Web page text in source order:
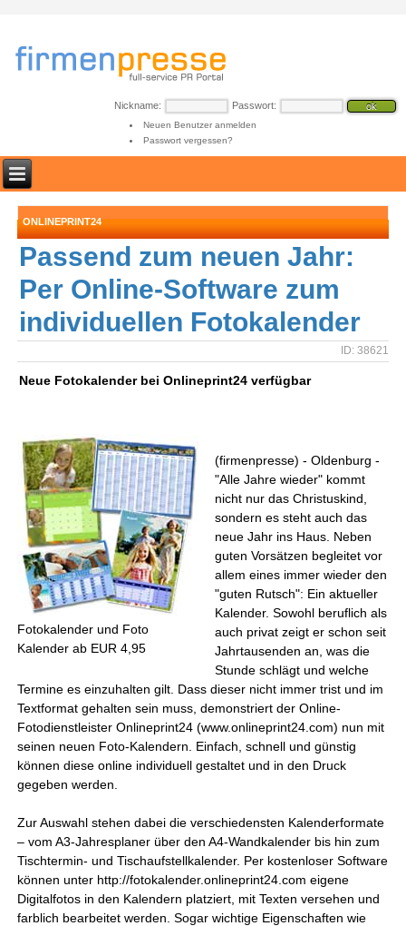
Nickname: Passwort:
Neuen Benutzer anmelden
Passwort vergessen?
ONLINEPRINT24
Passend zum neuen Jahr:
Per Online-Software zum
individuellen Fotokalender
ID: 38621
Neue Fotokalender bei Onlineprint24 verfügbar
Fotokalender und Foto
Kalender ab EUR 4,95
(firmenpresse) - Oldenburg -
"Alle Jahre wieder" kommt
nicht nur das Christuskind,
sondern es steht auch das
neue Jahr ins Haus. Neben
guten Vorsätzen begleitet vor
allem eines immer wieder den
"guten Rutsch": Ein aktueller
Kalender. Sowohl beruflich als
auch privat zeigt er schon seit
Jahrtausenden an, was die
Stunde schlägt und welche
Termine es einzuhalten gilt. Dass dieser nicht immer trist und im
Textformat gehalten sein muss, demonstriert der Online-
Fotodienstleister Onlineprint24 (www.onlineprint24.com) nun mit
seinen neuen Foto-Kalendern. Einfach, schnell und günstig
können diese online individuell gestaltet und in den Druck
gegeben werden.
Zur Auswahl stehen dabei die verschiedensten Kalenderformate
– vom A3-Jahresplaner über den A4-Wandkalender bis hin zum
Tischtermin- und Tischaufstellkalender. Per kostenloser Software
können unter http://fotokalender.onlineprint24.com eigene
Digitalfotos in den Kalendern platziert, mit Texten versehen und
farblich bearbeitet werden. Sogar wichtige Eigenschaften wie